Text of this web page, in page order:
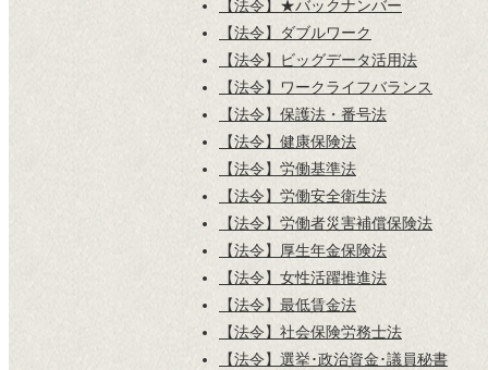
【法令】★バックナンバー
【法令】ダブルワーク
【法令】ビッグデータ活用法
【法令】ワークライフバランス
【法令】保護法・番号法
【法令】健康保険法
【法令】労働基準法
【法令】労働安全衛生法
【法令】労働者災害補償保険法
【法令】厚生年金保険法
【法令】女性活躍推進法
【法令】最低賃金法
【法令】社会保険労務士法
【法令】選挙･政治資金･議員秘書